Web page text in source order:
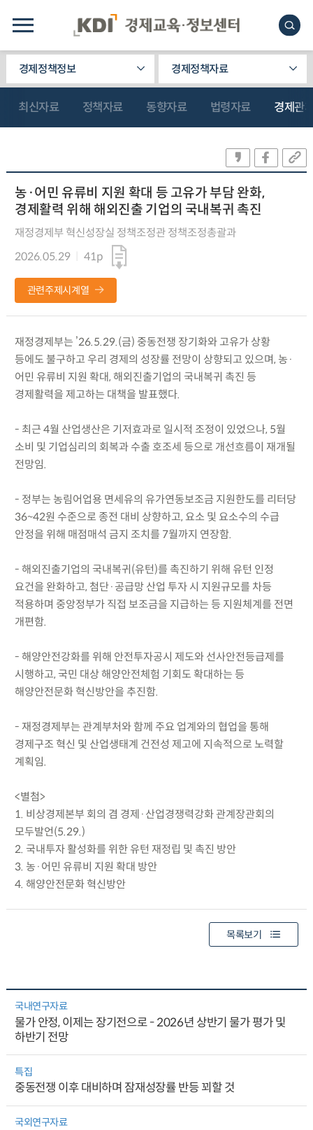
경제정책정보 경제정책자료
최신자료 정책자료 동향자료 법령자료 경제관
농·어민 유류비 지원 확대 등 고유가 부담 완화,
경제활력 위해 해외진출 기업의 국내복귀 촉진
재정경제부 혁신성장실 정책조정관 정책조정총괄과
2026.05.29
41p
관련주제시계열
재정경제부는 ’26.5.29.(금) 중동전쟁 장기화와 고유가 상황
등에도 불구하고 우리 경제의 성장률 전망이 상향되고 있으며, 농·
어민 유류비 지원 확대, 해외진출기업의 국내복귀 촉진 등
경제활력을 제고하는 대책을 발표했다.
- 최근 4월 산업생산은 기저효과로 일시적 조정이 있었으나, 5월
소비 및 기업심리의 회복과 수출 호조세 등으로 개선흐름이 재개될
전망임.
- 정부는 농림어업용 면세유의 유가연동보조금 지원한도를 리터당
36~42원 수준으로 종전 대비 상향하고, 요소 및 요소수의 수급
안정을 위해 매점매석 금지 조치를 7월까지 연장함.
- 해외진출기업의 국내복귀(유턴)를 촉진하기 위해 유턴 인정
요건을 완화하고, 첨단·공급망 산업 투자 시 지원규모를 차등
적용하며 중앙정부가 직접 보조금을 지급하는 등 지원체계를 전면
개편함.
- 해양안전강화를 위해 안전투자공시 제도와 선사안전등급제를
시행하고, 국민 대상 해양안전체험 기회도 확대하는 등
해양안전문화 혁신방안을 추진함.
- 재정경제부는 관계부처와 함께 주요 업계와의 협업을 통해
경제구조 혁신 및 산업생태계 건전성 제고에 지속적으로 노력할
계획임.
<별첨>
1. 비상경제본부 회의 겸 경제·산업경쟁력강화 관계장관회의
모두발언(5.29.)
2. 국내투자 활성화를 위한 유턴 재정립 및 촉진 방안
3. 농·어민 유류비 지원 확대 방안
4. 해양안전문화 혁신방안
목록보기
국내연구자료
물가 안정, 이제는 장기전으로 - 2026년 상반기 물가 평가 및
하반기 전망
특집
중동전쟁 이후 대비하며 잠재성장률 반등 꾀할 것
국외연구자료